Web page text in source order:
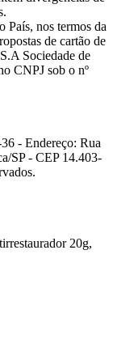
País, nos termos da
de cartão de
Sociedade de
CNPJ sob o nº
- Endereço: Rua
SP - CEP 14.403-
20g,